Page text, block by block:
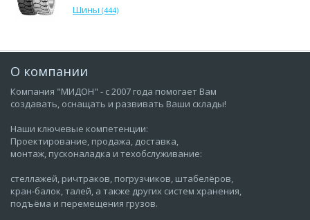
Шины (444)
О компании
Компания "МИДОН" - с 2007 года помогает Вам
создавать, оснащать и развивать Ваши склады!
Наши ключевые компетенции:
Проектирование, продажа, доставка,
монтаж, пусконаладка и техобслуживание:
стеллажей, ричтраков, погрузчиков, штабелёров,
кран-балок, талей, а также других систем хранения,
подъёма и перемещения грузов.